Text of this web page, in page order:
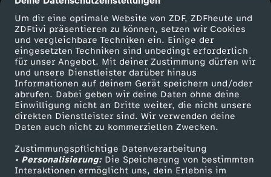
Um dir eine optimale Website von ZDF, ZDFheute und
ZDFtivi präsentieren zu können, setzen wir Cookies
und vergleichbare Techniken ein. Einige der
eingesetzten Techniken sind unbedingt erforderlich
für unser Angebot. Mit deiner Zustimmung dürfen wir
und unsere Dienstleister darüber hinaus
Informationen auf deinem Gerät speichern und/oder
abrufen. Dabei geben wir deine Daten ohne deine
Einwilligung nicht an Dritte weiter, die nicht unsere
direkten Dienstleister sind. Wir verwenden deine
Daten auch nicht zu kommerziellen Zwecken.
Zustimmungspflichtige Datenverarbeitung
• Personalisierung:Die Speicherung von bestimmten
Interaktionen ermöglicht uns, dein Erlebnis im
a
n
g
i
m
N
Mehr ZDF
ZDF-Apps
Smart TV
ZDFtext
Livestreams
Sendungen A-Z
Service
ZDFmitreden
Kontakt zum ZDF
Tickets
Zuschauerservice
Hilfe